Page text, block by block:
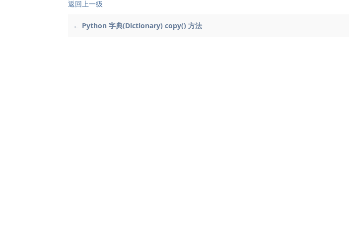
返回上一级
← Python 字典(Dictionary) copy() 方法